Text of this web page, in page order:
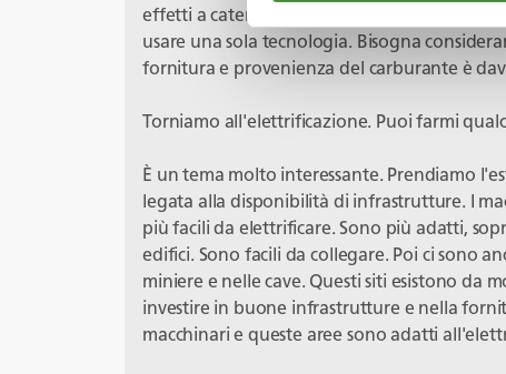
effetti a catena, il dibattito “food vs fuel”. Ci
usare una sola tecnologia. Bisogna
fornitura e provenienza del carburante è
Torniamo all'elettrificazione. Puoi farmi
È un tema molto interessante. Prendiamo
legata alla disponibilità di infrastrutture. I
più facili da elettrificare. Sono più adatti,
edifici. Sono facili da collegare. Poi ci sono
miniere e nelle cave. Questi siti esistono da
investire in buone infrastrutture e nella
macchinari e queste aree sono adatti